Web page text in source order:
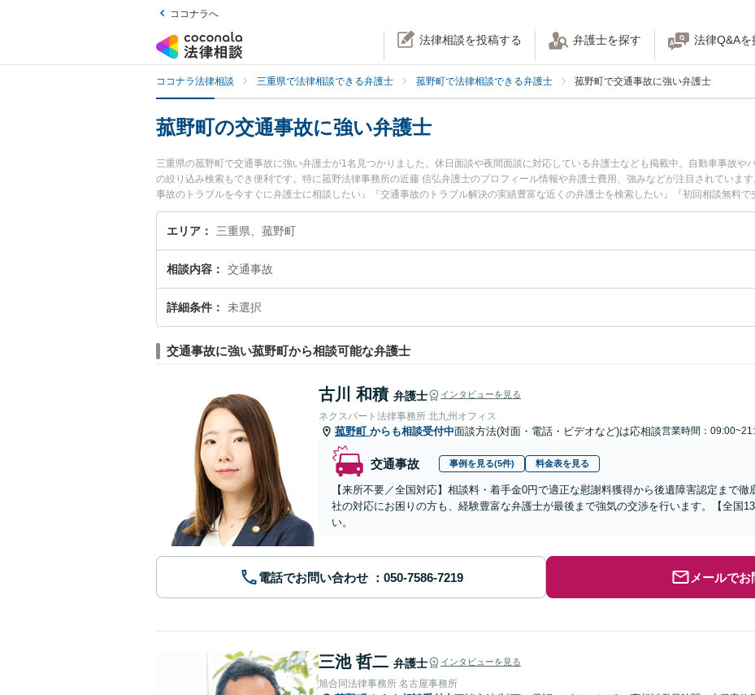
ココナラへ
法律相談を投稿する 弁護士を探す 法律Q&Aを
ココナラ法律相談 三重県で法律相談できる弁護士 菰野町で法律相談できる弁護士 菰野町で交通事故に強い弁護士
菰野町の交通事故に強い弁護士
三重県の菰野町で交通事故に強い弁護士が1名見つかりました。休日面談や夜間面談に対応している弁護士なども掲載中。自動車事故や
の絞り込み検索もでき便利です。特に菰野法律事務所の近藤 信弘弁護士のプロフィール情報や弁護士費用、強みなどが注目されていま
事故のトラブルを今すぐに弁護士に相談したい』『交通事故のトラブル解決の実績豊富な近くの弁護士を検索したい』『初回相談無料
士に相談予約したい』などでお困りの相談者さんにおすすめです。
エリア 三重県、菰野町
相談内容 交通事故
詳細条件 未選択
交通事故に強い菰野町から相談可能な弁護士
古川 和積 弁護士 インタビューを見る
ネクスパート法律事務所 北九州オフィス
菰野町 からも相談受付中面談方法(対面・電話・ビデオなど)は応相談営業時間：
交通事故 事例を見る(5件) 料金表を見る
【来所不要／全国対応】相談料・着手金0円で適正な慰謝料獲得から後遺障害認定まで
社の対応にお困りの方も、経験豊富な弁護士が最後まで強気の交渉を行います。【全国
い。
電話でお問い合わせ メールで
三池 哲二 弁護士 インタビューを見る
旭合同法律事務所 名古屋事務所